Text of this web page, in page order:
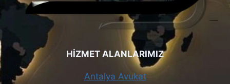
HİZMET ALANLARIMIZ
Antalya Avukat